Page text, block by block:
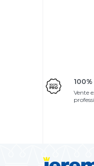
100%
Vente